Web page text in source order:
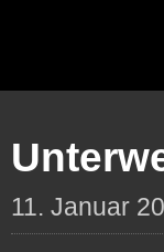
11. Januar